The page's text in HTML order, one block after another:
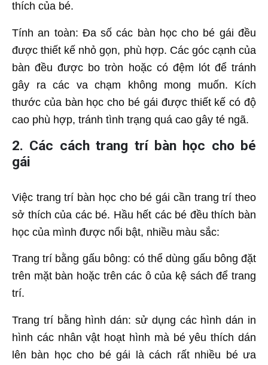
thích của bé.
Tính an toàn: Đa số các bàn học cho bé gái đều
được thiết kế nhỏ gọn, phù hợp. Các góc cạnh của
bàn đều được bo tròn hoặc có đệm lót để tránh
gây ra các va chạm không mong muốn. Kích
thước của bàn học cho bé gái được thiết kế có độ
cao phù hợp, tránh tình trạng quá cao gây té ngã.
2. Các cách trang trí bàn học cho bé
gái
Việc trang trí bàn học cho bé gái cần trang trí theo
sở thích của các bé. Hầu hết các bé đều thích bàn
học của mình được nổi bật, nhiều màu sắc:
Trang trí bằng gấu bông: có thể dùng gấu bông đặt
trên mặt bàn hoặc trên các ô của kệ sách để trang
trí.
Trang trí bằng hình dán: sử dụng các hình dán in
hình các nhân vật hoạt hình mà bé yêu thích dán
lên bàn học cho bé gái là cách rất nhiều bé ưa